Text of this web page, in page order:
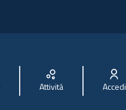
Attività Accedi